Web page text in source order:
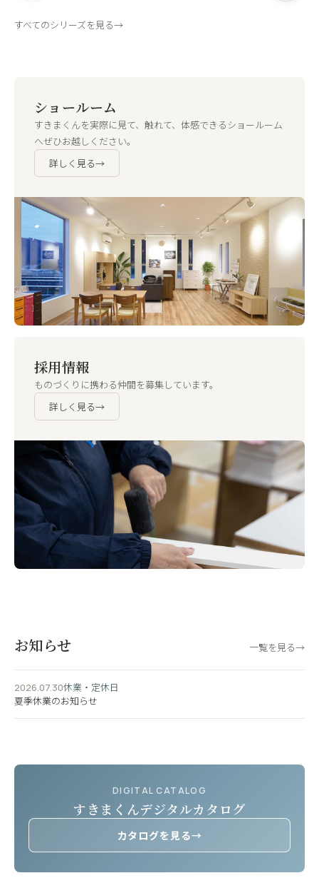
すべてのシリーズを見る→
ショールーム
すきまくんを実際に見て、触れて、体感できるショールーム
へぜひお越しください。
詳しく見る→
採用情報
ものづくりに携わる仲間を募集しています。
詳しく見る→
お知らせ 一覧を見る→
2026.07.30休業・定休日
夏季休業のお知らせ
DIGITAL CATALOG
すきまくんデジタルカタログ
カタログを見る→